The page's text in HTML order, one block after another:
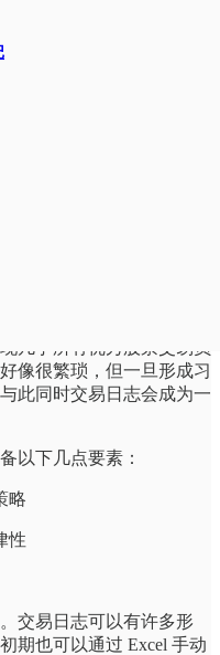
享
几乎所有优秀股票交易员
像很繁琐，但一旦形成习
此同时交易日志会成为一
以下几点要素：
略
性
交易日志可以有许多形
期也可以通过 Excel 手动